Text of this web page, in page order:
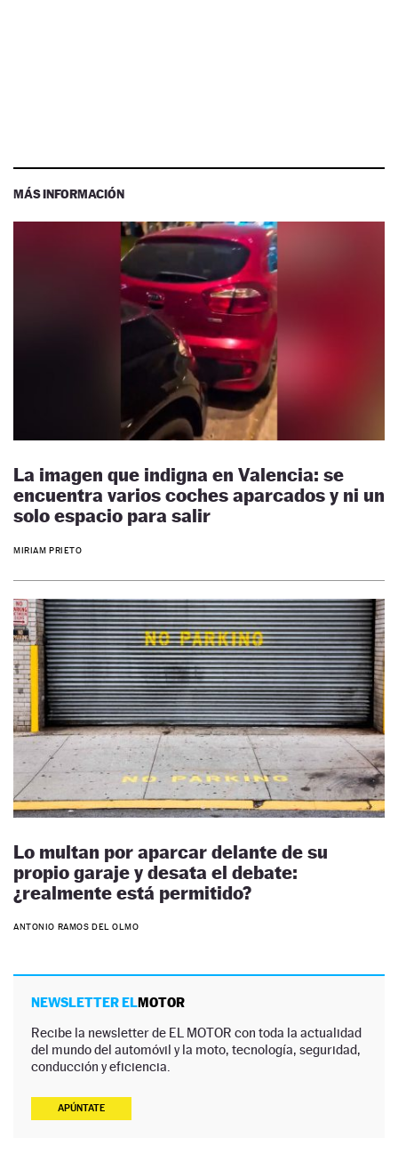
MÁS INFORMACIÓN
La imagen que indigna en Valencia: se
encuentra varios coches aparcados y ni un
solo espacio para salir
MIRIAM PRIETO
Lo multan por aparcar delante de su
propio garaje y desata el debate:
¿realmente está permitido?
ANTONIO RAMOS DEL OLMO
NEWSLETTER ELMOTOR
Recibe la newsletter de EL MOTOR con toda la actualidad
del mundo del automóvil y la moto, tecnología, seguridad,
conducción y eficiencia.
APÚNTATE